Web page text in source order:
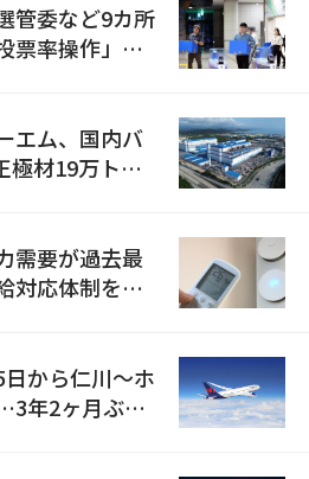
管委など9カ所
票率操作」の
エム、国内バ
極材19万トン
需要が過去最
対応体制を点
から仁川〜ホ
年2ヶ月ぶり